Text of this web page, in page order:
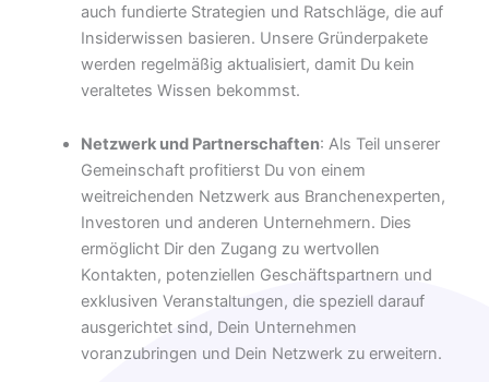
auch fundierte Strategien und Ratschläge, die auf
Insiderwissen basieren. Unsere Gründerpakete
werden regelmäßig aktualisiert, damit Du kein
veraltetes Wissen bekommst.
Netzwerk und Partnerschaften: Als Teil unserer
Gemeinschaft profitierst Du von einem
weitreichenden Netzwerk aus Branchenexperten,
Investoren und anderen Unternehmern. Dies
ermöglicht Dir den Zugang zu wertvollen
Kontakten, potenziellen Geschäftspartnern und
exklusiven Veranstaltungen, die speziell darauf
ausgerichtet sind, Dein Unternehmen
voranzubringen und Dein Netzwerk zu erweitern.